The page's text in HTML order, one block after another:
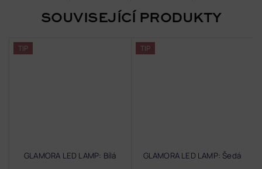
SOUVISEJÍCÍ PRODUKTY
TIP
GLAMORA LED LAMP: Bílá
TIP
GLAMORA LED LAMP: Šedá